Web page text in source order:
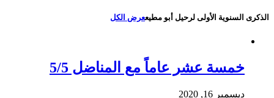
الذكرى السنوية الأولى لرحيل أبو مطيععرض الكل
خمسة عشر عاماً مع المناضل 5/5
ديسمبر 16, 2020